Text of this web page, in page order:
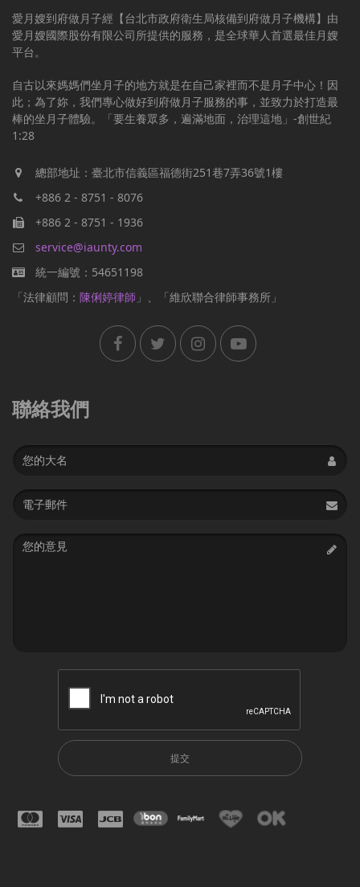
愛月嫂到府做月子經【台北市政府衛生局核備到府做月子機構】由
愛月嫂國際股份有限公司所提供的服務，是全球華人首選最佳月嫂
平台。
自古以來媽媽們坐月子的地方就是在自己家裡而不是月子中心！因
此；為了妳，我們專心做好到府做月子服務的事，並致力於打造最
棒的坐月子體驗。「要生養眾多，遍滿地面，治理這地」-創世紀
1:28
總部地址：臺北市信義區福德街251巷7弄36號1樓
+886 2 - 8751 - 8076
+886 2 - 8751 - 1936
service@iaunty.com
統一編號：54651198
「法律顧問： 陳俐婷律師 」、「維欣聯合律師事務所」
聯絡我們
Name
Email
address
Message
提交